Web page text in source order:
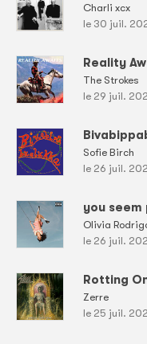
Charli xcx
le 30 juil.
Reality
The Strokes
le 29 juil.
Sofie Birch
le 26 juil.
you
Olivia
le 26 juil.
Rotting
Zerre
le 25 juil.